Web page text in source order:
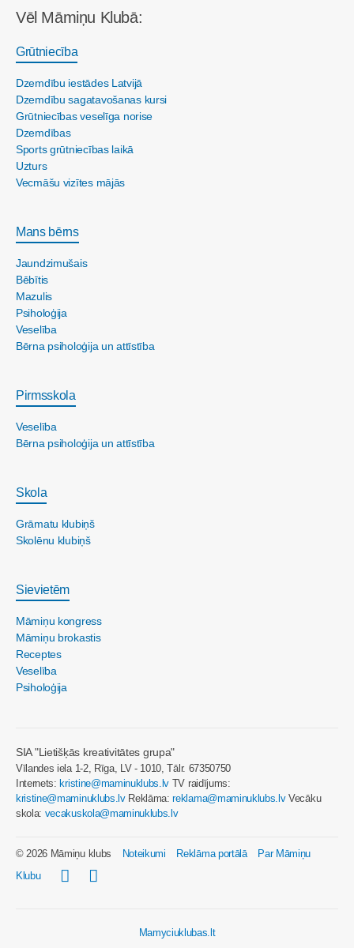
Vēl Māmiņu Klubā:
Grūtniecība
Dzemdību iestādes Latvijā
Dzemdību sagatavošanas kursi
Grūtniecības veselīga norise
Dzemdības
Sports grūtniecības laikā
Uzturs
Vecmāšu vizītes mājās
Mans bērns
Jaundzimušais
Bēbītis
Mazulis
Psiholoģija
Veselība
Bērna psiholoģija un attīstība
Pirmsskola
Veselība
Bērna psiholoģija un attīstība
Skola
Grāmatu klubiņš
Skolēnu klubiņš
Sievietēm
Māmiņu kongress
Māmiņu brokastis
Receptes
Veselība
Psiholoģija
SIA "Lietišķās kreativitātes grupa"
Vīlandes iela 1-2, Rīga, LV - 1010, Tālr. 67350750
Internets: kristine@maminuklubs.lv TV raidījums:
kristine@maminuklubs.lvReklāma:reklama@maminuklubs.lvVecāku
skola: vecakuskola@maminuklubs.lv
© 2026 Māmiņu klubs Noteikumi Reklāma portālā
Par Māmiņu
Klubu
Mamyciuklubas.lt